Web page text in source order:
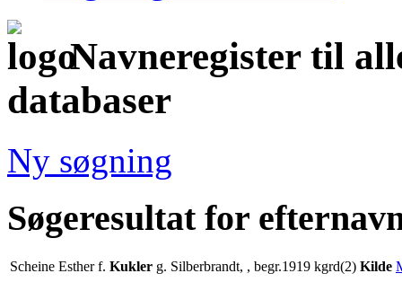
Navneregister til
databaser
Ny søgning
Søgeresultat for
Scheine Esther f. Kukler g. Silberbrandt, , begr.1919 kgrd(2) Kilde